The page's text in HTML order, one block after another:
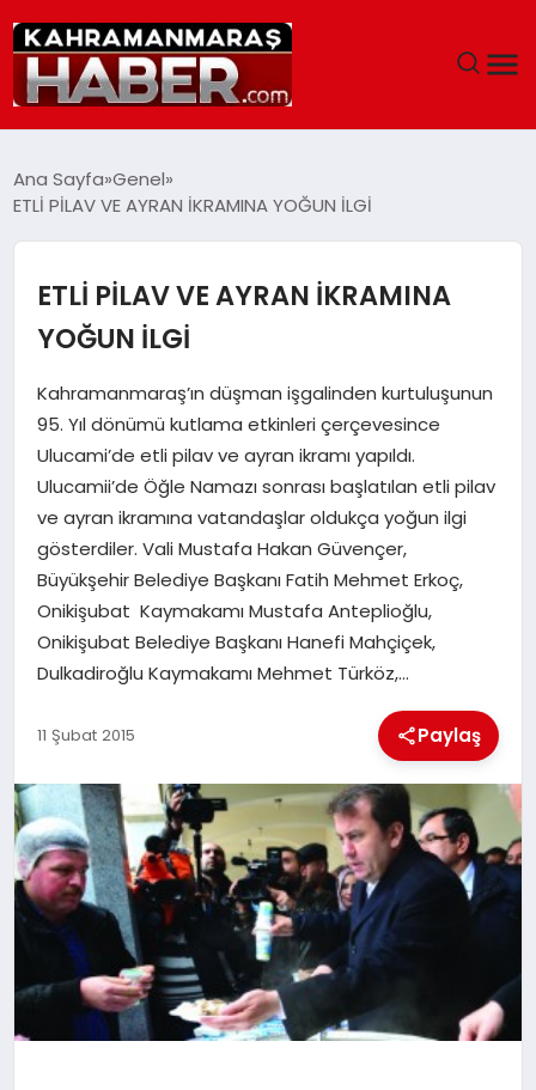
EĞITIM
EKONOMI
SAĞLIK
GENEL
SPOR
İLÇE HABERLERI
DÜNYA
YAZARLAR
KÜNYE
Ana Sayfa Genel
ETLİ PİLAV VE AYRAN İKRAMINA YOĞUN İLGİ
ETLİ PİLAV VE AYRAN İKRAMINA
YOĞUN İLGİ
Kahramanmaraş’ın düşman işgalinden kurtuluşunun
95. Yıl dönümü kutlama etkinleri çerçevesince
Ulucami’de etli pilav ve ayran ikramı yapıldı.
Ulucamii’de Öğle Namazı sonrası başlatılan etli pilav
ve ayran ikramına vatandaşlar oldukça yoğun ilgi
gösterdiler. Vali Mustafa Hakan Güvençer,
Büyükşehir Belediye Başkanı Fatih Mehmet Erkoç,
Onikişubat Kaymakamı Mustafa Anteplioğlu,
Onikişubat Belediye Başkanı Hanefi Mahçiçek,
Dulkadiroğlu Kaymakamı Mehmet Türköz,…
11 Şubat 2015 Paylaş